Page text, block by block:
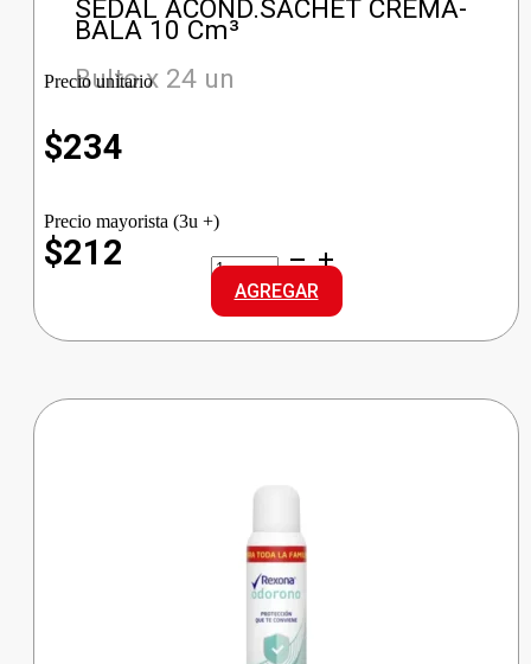
SEDAL ACOND.SACHET CREMA-
BALA 10 Cm³
Bulto x 24 un
Precio unitario
$234
Precio mayorista (3u +)
$212
SEDAL
ACOND.SACHET
CREMA-
BALA
cantidad
AGREGAR